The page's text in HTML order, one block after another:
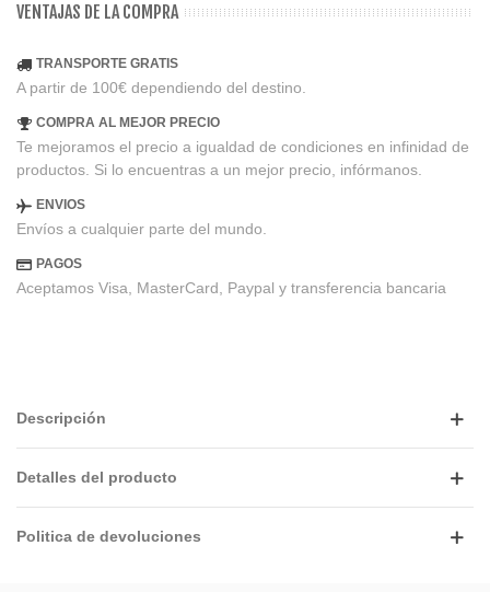
VENTAJAS DE LA COMPRA
TRANSPORTE GRATIS
A partir de 100€ dependiendo del destino.
COMPRA AL MEJOR PRECIO
Te mejoramos el precio a igualdad de condiciones en infinidad de
productos. Si lo encuentras a un mejor precio, infórmanos.
ENVIOS
Envíos a cualquier parte del mundo.
PAGOS
Aceptamos Visa, MasterCard, Paypal y transferencia bancaria
Descripción
Detalles del producto
Politica de devoluciones